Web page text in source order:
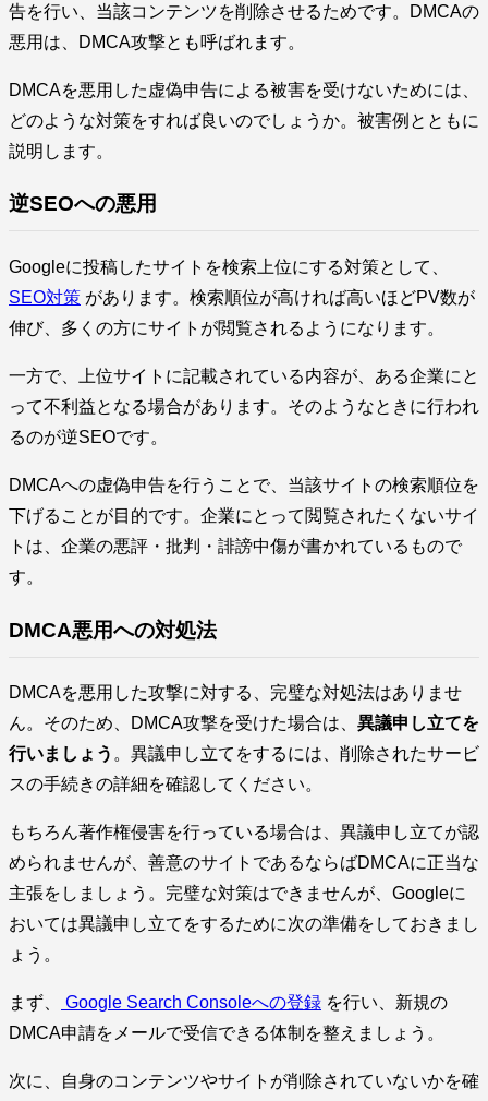
告を行い、当該コンテンツを削除させるためです。DMCAの
悪用は、DMCA攻撃とも呼ばれます。
DMCAを悪用した虚偽申告による被害を受けないためには、
どのような対策をすれば良いのでしょうか。被害例とともに
説明します。
逆SEOへの悪用
Googleに投稿したサイトを検索上位にする対策として、
SEO対策 があります。検索順位が高ければ高いほどPV数が
伸び、多くの方にサイトが閲覧されるようになります。
一方で、上位サイトに記載されている内容が、ある企業にと
って不利益となる場合があります。そのようなときに行われ
るのが逆SEOです。
DMCAへの虚偽申告を行うことで、当該サイトの検索順位を
下げることが目的です。企業にとって閲覧されたくないサイ
トは、企業の悪評・批判・誹謗中傷が書かれているもので
す。
DMCA悪用への対処法
DMCAを悪用した攻撃に対する、完璧な対処法はありませ
ん。そのため、DMCA攻撃を受けた場合は、 異議申し立てを
行いましょう 。異議申し立てをするには、削除されたサービ
スの手続きの詳細を確認してください。
もちろん著作権侵害を行っている場合は、異議申し立てが認
められませんが、善意のサイトであるならばDMCAに正当な
主張をしましょう。完璧な対策はできませんが、Googleに
おいては異議申し立てをするために次の準備をしておきまし
ょう。
まず、 Google Search Consoleへの登録 を行い、新規の
DMCA申請をメールで受信できる体制を整えましょう。
次に、自身のコンテンツやサイトが削除されていないかを確